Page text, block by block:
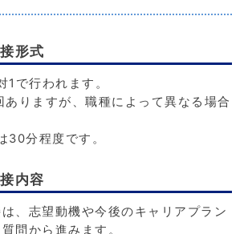
形式
1で行われます。
りますが、職種によって異なる場合
30分程度です。
内容
、志望動機や今後のキャリアプラン
問から進みます。